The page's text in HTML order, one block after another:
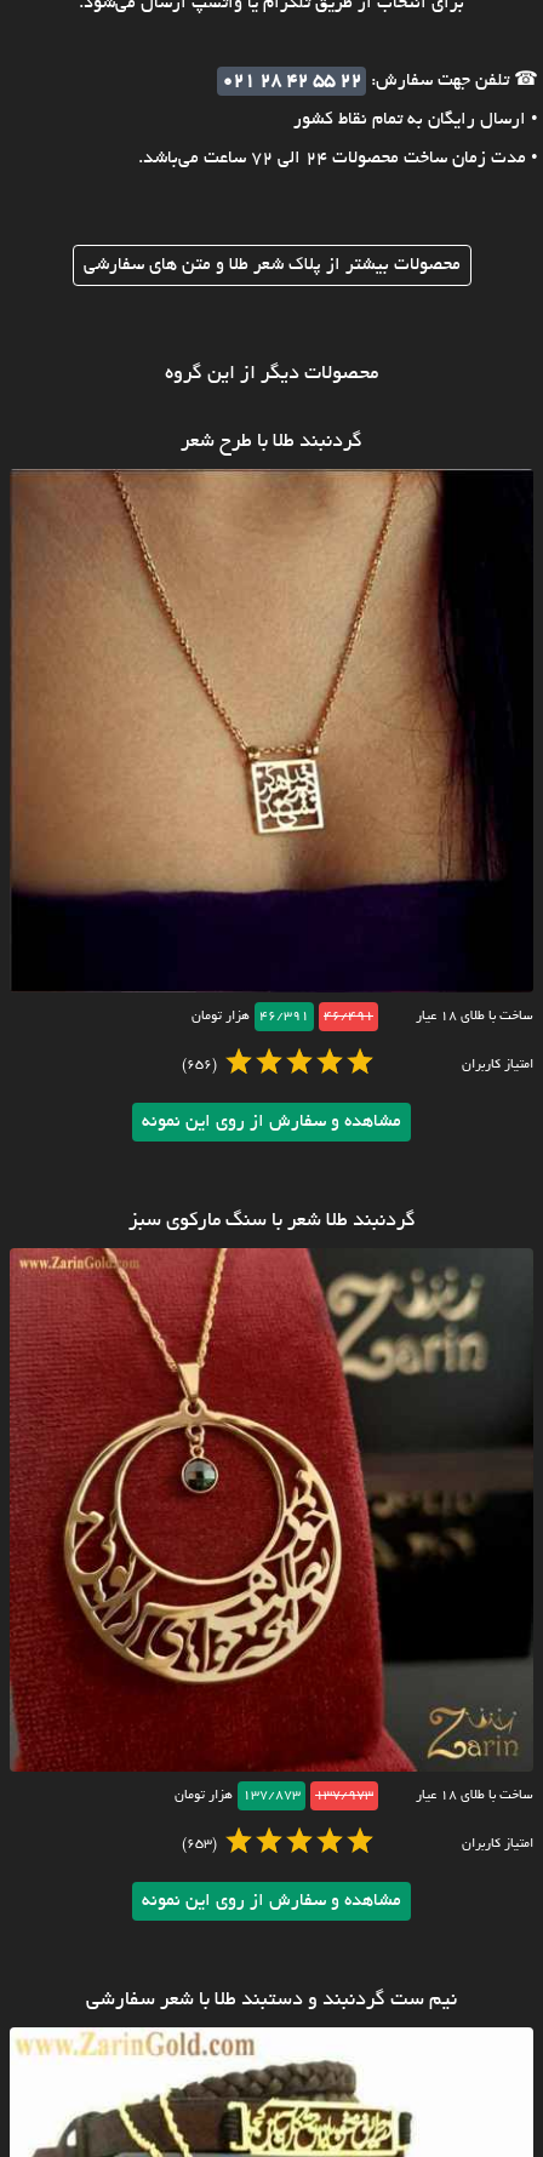
☎ تلفن جهت سفارش:
021 28 42 55 22
• ارسال رایگان به تمام نقاط کشور
• مدت زمان ساخت محصولات 24 الی 72 ساعت می‌باشد.
محصولات بیشتر از پلاک شعر طلا و متن های سفارشی
محصولات دیگر از این گروه
گردنبند طلا با طرح شعر
ساخت با طلای ۱۸ عیار 46/491
46/391 هزار تومان
امتیاز کاربران (656)
مشاهده و سفارش از روی این نمونه
گردنبند طلا شعر با سنگ مارکوی سبز
ساخت با طلای ۱۸ عیار 137/973
137/873 هزار تومان
امتیاز کاربران (653)
مشاهده و سفارش از روی این نمونه
نیم ست گردنبند و دستبند طلا با شعر سفارشی